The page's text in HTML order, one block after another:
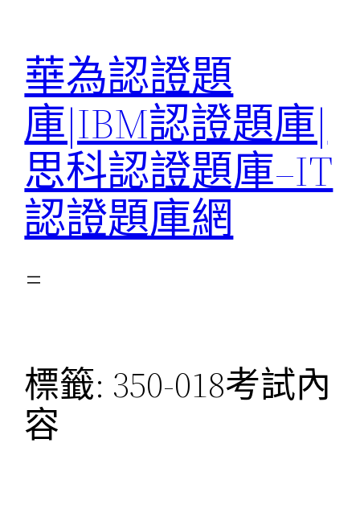
華為認證題
庫|IBM認證題庫|
思科認證題庫–IT
認證題庫網
標籤: 350-018考試內
容